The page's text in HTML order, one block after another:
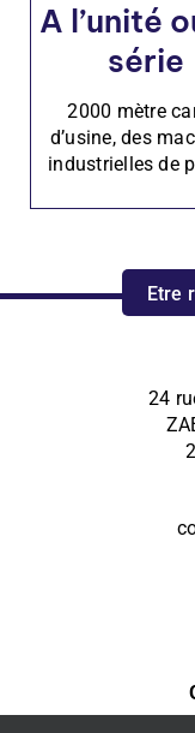
A l’unité
série
2000 mètre
d’usine, des
industrielles de
Etre
24